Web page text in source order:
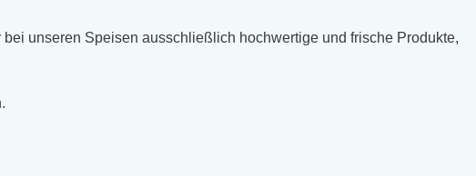
unseren Speisen ausschließlich hochwertige und frische Produkte,